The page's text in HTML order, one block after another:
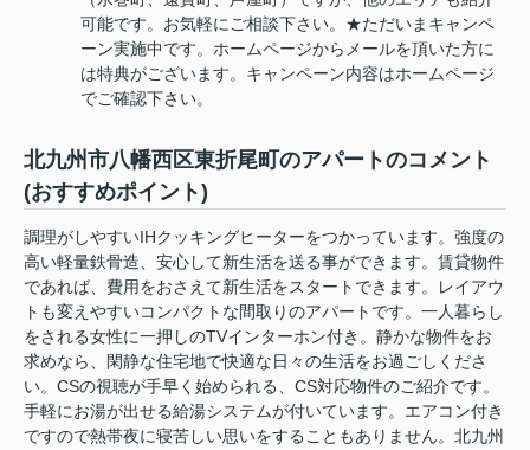
可能です。お気軽にご相談下さい。★ただいまキャンペ
ーン実施中です。ホームページからメールを頂いた方に
は特典がございます。キャンペーン内容はホームページ
でご確認下さい。
北九州市八幡西区東折尾町のアパートのコメント
(おすすめポイント)
調理がしやすいIHクッキングヒーターをつかっています。強度の
高い軽量鉄骨造、安心して新生活を送る事ができます。賃貸物件
であれば、費用をおさえて新生活をスタートできます。レイアウ
トも変えやすいコンパクトな間取りのアパートです。一人暮らし
をされる女性に一押しのTVインターホン付き。静かな物件をお
求めなら、閑静な住宅地で快適な日々の生活をお過ごしくださ
い。CSの視聴が手早く始められる、CS対応物件のご紹介です。
手軽にお湯が出せる給湯システムが付いています。エアコン付き
ですので熱帯夜に寝苦しい思いをすることもありません。北九州